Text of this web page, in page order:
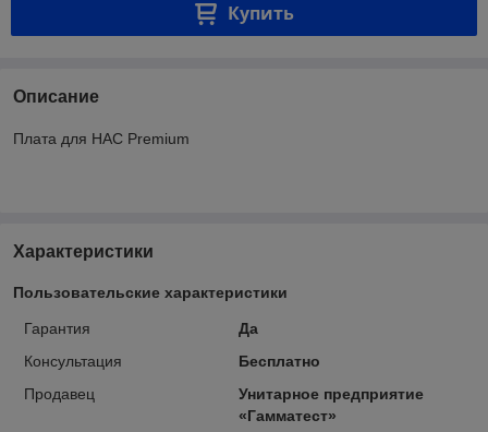
Купить
Описание
Плата для HAC Premium
Характеристики
Пользовательские характеристики
Гарантия
Да
Консультация
Бесплатно
Продавец
Унитарное предприятие
«Гамматест»